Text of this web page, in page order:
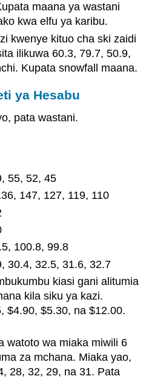
maana ya wastani
kwa elfu ya karibu.
kwenye kituo cha ski zaidi
ilikuwa 60.3, 79.7, 50.9,
Kupata snowfall maana.
ya Hesabu
pata wastani.
55, 52, 45
147, 127, 119, 110
100.8, 99.8
30.4, 32.5, 31.6, 32.7
kiasi gani alitumia
kila siku ya kazi.
$4.90, $5.30, na $12.00.
watoto wa miaka miwili 6
za mchana. Miaka yao,
28, 32, 29, na 31. Pata